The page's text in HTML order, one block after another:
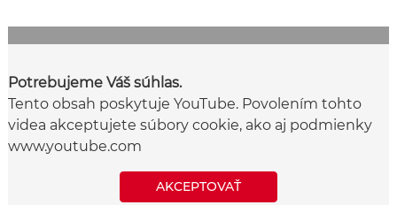
Potrebujeme Váš súhlas.
Tento obsah poskytuje YouTube. Povolením tohto
videa akceptujete súbory cookie, ako aj podmienky
www.youtube.com
AKCEPTOVAŤ